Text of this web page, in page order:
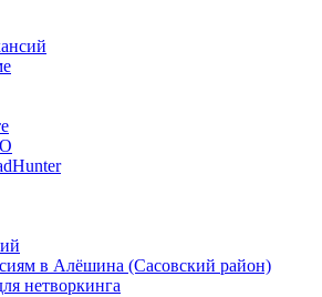
в Алёшина (Сасовский район)
нетворкинга